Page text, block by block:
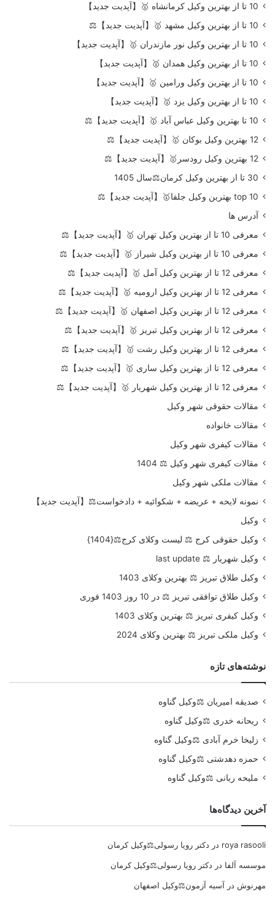
10 تا از بهترین وکیل کرمانشاه 🥇【آپدیت جدید】
10 تا از بهترین وکیل مشهد 🥇【آپدیت جدید】⚖️
10 تا از بهترین وکیل نور مازندران 🥇【آپدیت جدید】
10 تا از بهترین وکیل همدان 🥇【آپدیت جدید】
10 تا از بهترین وکیل ورامین 🥇【آپدیت جدید】
10 تا از بهترین وکیل یزد 🥇【آپدیت جدید】
10 تا بهترین وکیل عباس آباد 🥇【آپدیت جدید】⚖️
12 بهترین وکیل بوکان 🥇【آپدیت جدید】⚖️
12 بهترین وکیل رودسر🥇【آپدیت جدید】⚖️
30 تا از بهترین وکیل کرمان⚖️سال 1405
top 10 بهترین وکیل جلفا🥇【آپدیت جدید】⚖️
آدرس ها
معرفی 10 تا از بهترین وکیل تهران 🥇【آپدیت جدید】⚖️
معرفی 10 تا از بهترین وکیل شیراز 🥇【آپدیت جدید】⚖️
معرفی 12 تا از بهترین وکیل آمل 🥇【آپدیت جدید】⚖️
معرفی 12 تا از بهترین وکیل ارومیه 🥇【آپدیت جدید】⚖️
معرفی 12 تا از بهترین وکیل اصفهان 🥇【آپدیت جدید】⚖️
معرفی 12 تا از بهترین وکیل تبریز 🥇【آپدیت جدید】⚖️
معرفی 12 تا از بهترین وکیل رشت 🥇【آپدیت جدید】⚖️
معرفی 12 تا از بهترین وکیل ساری 🥇【آپدیت جدید】⚖️
معرفی 12 تا از بهترین وکیل شهریار 🥇【آپدیت جدید】⚖️
مقالات حقوقی شهر وکیل
مقالات خانواده
مقالات کیفری شهر وکیل
مقالات کیفری شهر وکیل ⚖️ 1404
مقالات ملکی شهر وکیل
نمونه لایحه + عریضه + شکوائیه + دادخواست⚖️【آپدیت جدید】
وکیل
وکیل حقوقی کرج ⚖️ لیست وکلای کرج⚖️{1404}
وکیل شهریار ⚖️ last update
وکیل طلاق تبریز ⚖️ بهترین وکلای 1403
وکیل طلاق توافقی تبریز ⚖️ در 10 روز 1403 فوری
وکیل کیفری تبریز ⚖️ بهترین وکلای 1403
وکیل ملکی تبریز ⚖️ بهترین وکلای 2024
نوشته‌های تازه
صدیقه امیریان ⚖️وکیل گناوه
ریحانه خدری ⚖️وکیل گناوه
زلیخا خرم آبادی ⚖️وکیل گناوه
حمزه دهدشتی ⚖️وکیل گناوه
ملیحه ربانی ⚖️وکیل گناوه
آخرین دیدگاه‌ها
roya rasooli در دکتر رویا رسولی⚖️وکیل کرمان
موسسه آلفا در دکتر رویا رسولی⚖️وکیل کرمان
مهرنوش در آسیه آزمون⚖️وکیل اصفهان